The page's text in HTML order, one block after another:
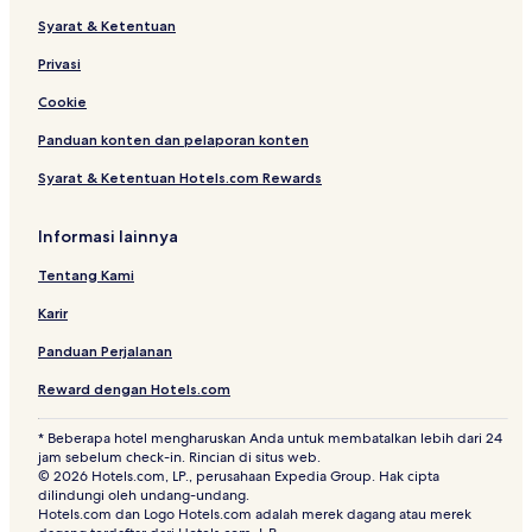
gt
G
r
u
s
f
o
e
s
Syarat & Ketentuan
Privasi
Cookie
Panduan konten dan pelaporan konten
Syarat & Ketentuan Hotels.com Rewards
Informasi lainnya
Tentang Kami
Karir
Panduan Perjalanan
Reward dengan Hotels.com
* Beberapa hotel mengharuskan Anda untuk membatalkan lebih dari 24
jam sebelum check-in. Rincian di situs web.
© 2026 Hotels.com, LP., perusahaan Expedia Group. Hak cipta
dilindungi oleh undang-undang.
Hotels.com dan Logo Hotels.com adalah merek dagang atau merek